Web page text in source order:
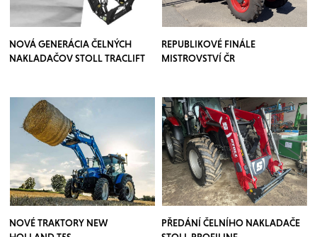
NOVÁ GENERÁCIA ČELNÝCH
NAKLADAČOV STOLL TRACLIFT
REPUBLIKOVÉ FINÁLE
MISTROVSTVÍ ČR
NOVÉ TRAKTORY NEW
PŘEDÁNÍ ČELNÍHO NAKLADAČE